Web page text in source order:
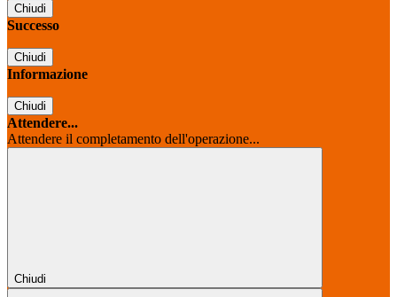
Chiudi
Successo
Chiudi
Informazione
Chiudi
Attendere...
Attendere il completamento dell'operazione...
Chiudi